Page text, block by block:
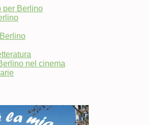
per Berlino
nel cinema